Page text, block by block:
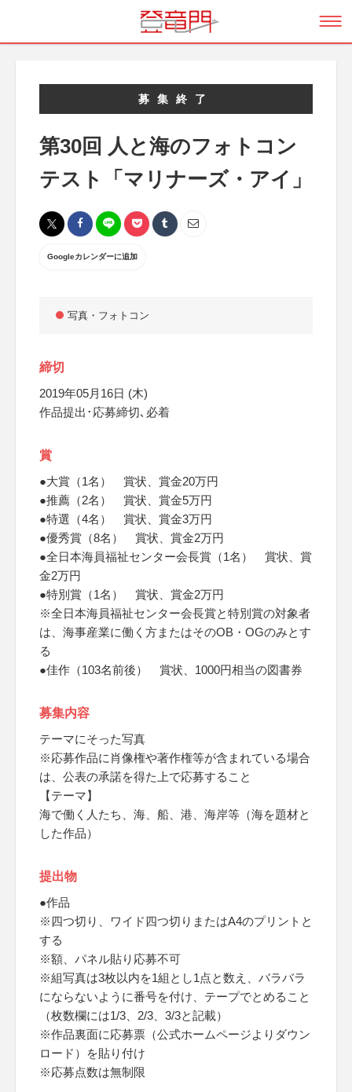
募集終了
第30回 人と海のフォトコン
テスト「マリナーズ・アイ」
Googleカレンダーに追加
写真・フォトコン
締切
2019年05月16日 (木)
作品提出･応募締切､必着
賞
●大賞（1名） 賞状、賞金20万円
●推薦（2名） 賞状、賞金5万円
●特選（4名） 賞状、賞金3万円
●優秀賞（8名） 賞状、賞金2万円
●全日本海員福祉センター会長賞（1名） 賞状、賞
金2万円
●特別賞（1名） 賞状、賞金2万円
※全日本海員福祉センター会長賞と特別賞の対象者
は、海事産業に働く方またはそのOB・OGのみとす
る
●佳作（103名前後） 賞状、1000円相当の図書券
募集内容
テーマにそった写真
※応募作品に肖像権や著作権等が含まれている場合
は、公表の承諾を得た上で応募すること
【テーマ】
海で働く人たち、海、船、港、海岸等（海を題材と
した作品）
提出物
●作品
※四つ切り、ワイド四つ切りまたはA4のプリントと
する
※額、パネル貼り応募不可
※組写真は3枚以内を1組とし1点と数え、バラバラ
にならないように番号を付け、テープでとめること
（枚数欄には1/3、2/3、3/3と記載）
※作品裏面に応募票（公式ホームページよりダウン
ロード）を貼り付け
※応募点数は無制限